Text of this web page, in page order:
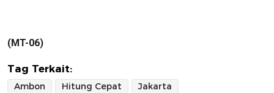
(MT-06)
Tag Terkait:
Ambon Hitung Cepat
Jakarta